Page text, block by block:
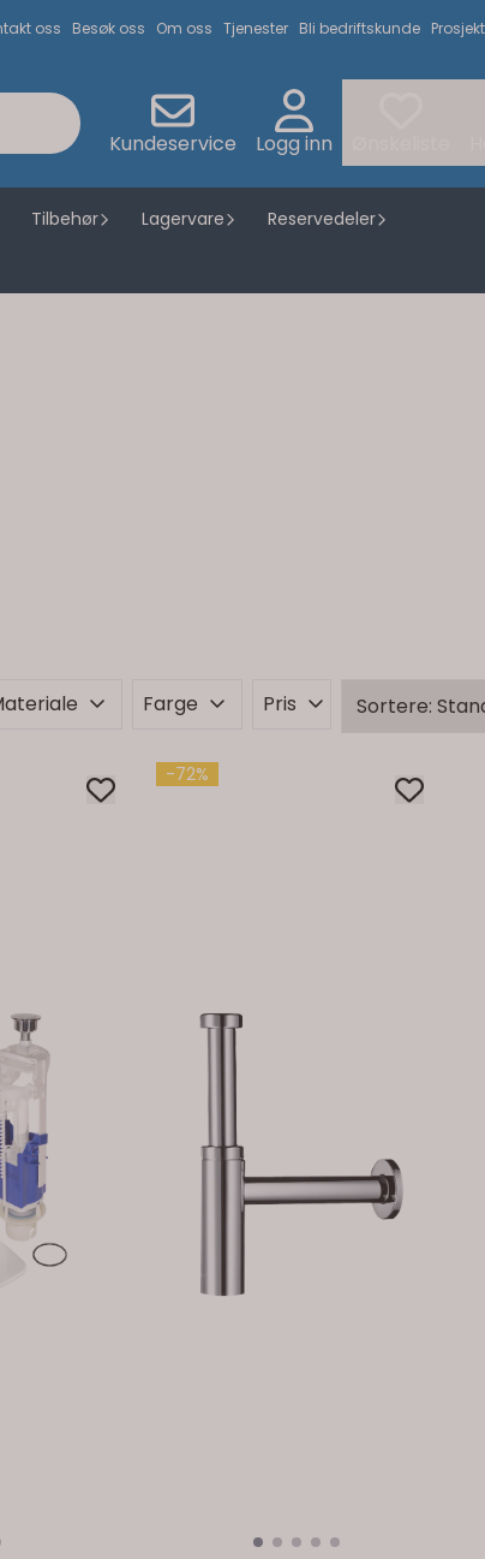
oss Besøk oss Om oss Tjenester Bli bedriftskunde Prosjekt
Kundeservice Logg inn
Tilbehør Lagervare
Reservedeler
Farge Pris
-72%